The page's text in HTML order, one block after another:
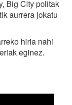
Big City politak
tik aurrera jokatu
hiria nahi
eginez.